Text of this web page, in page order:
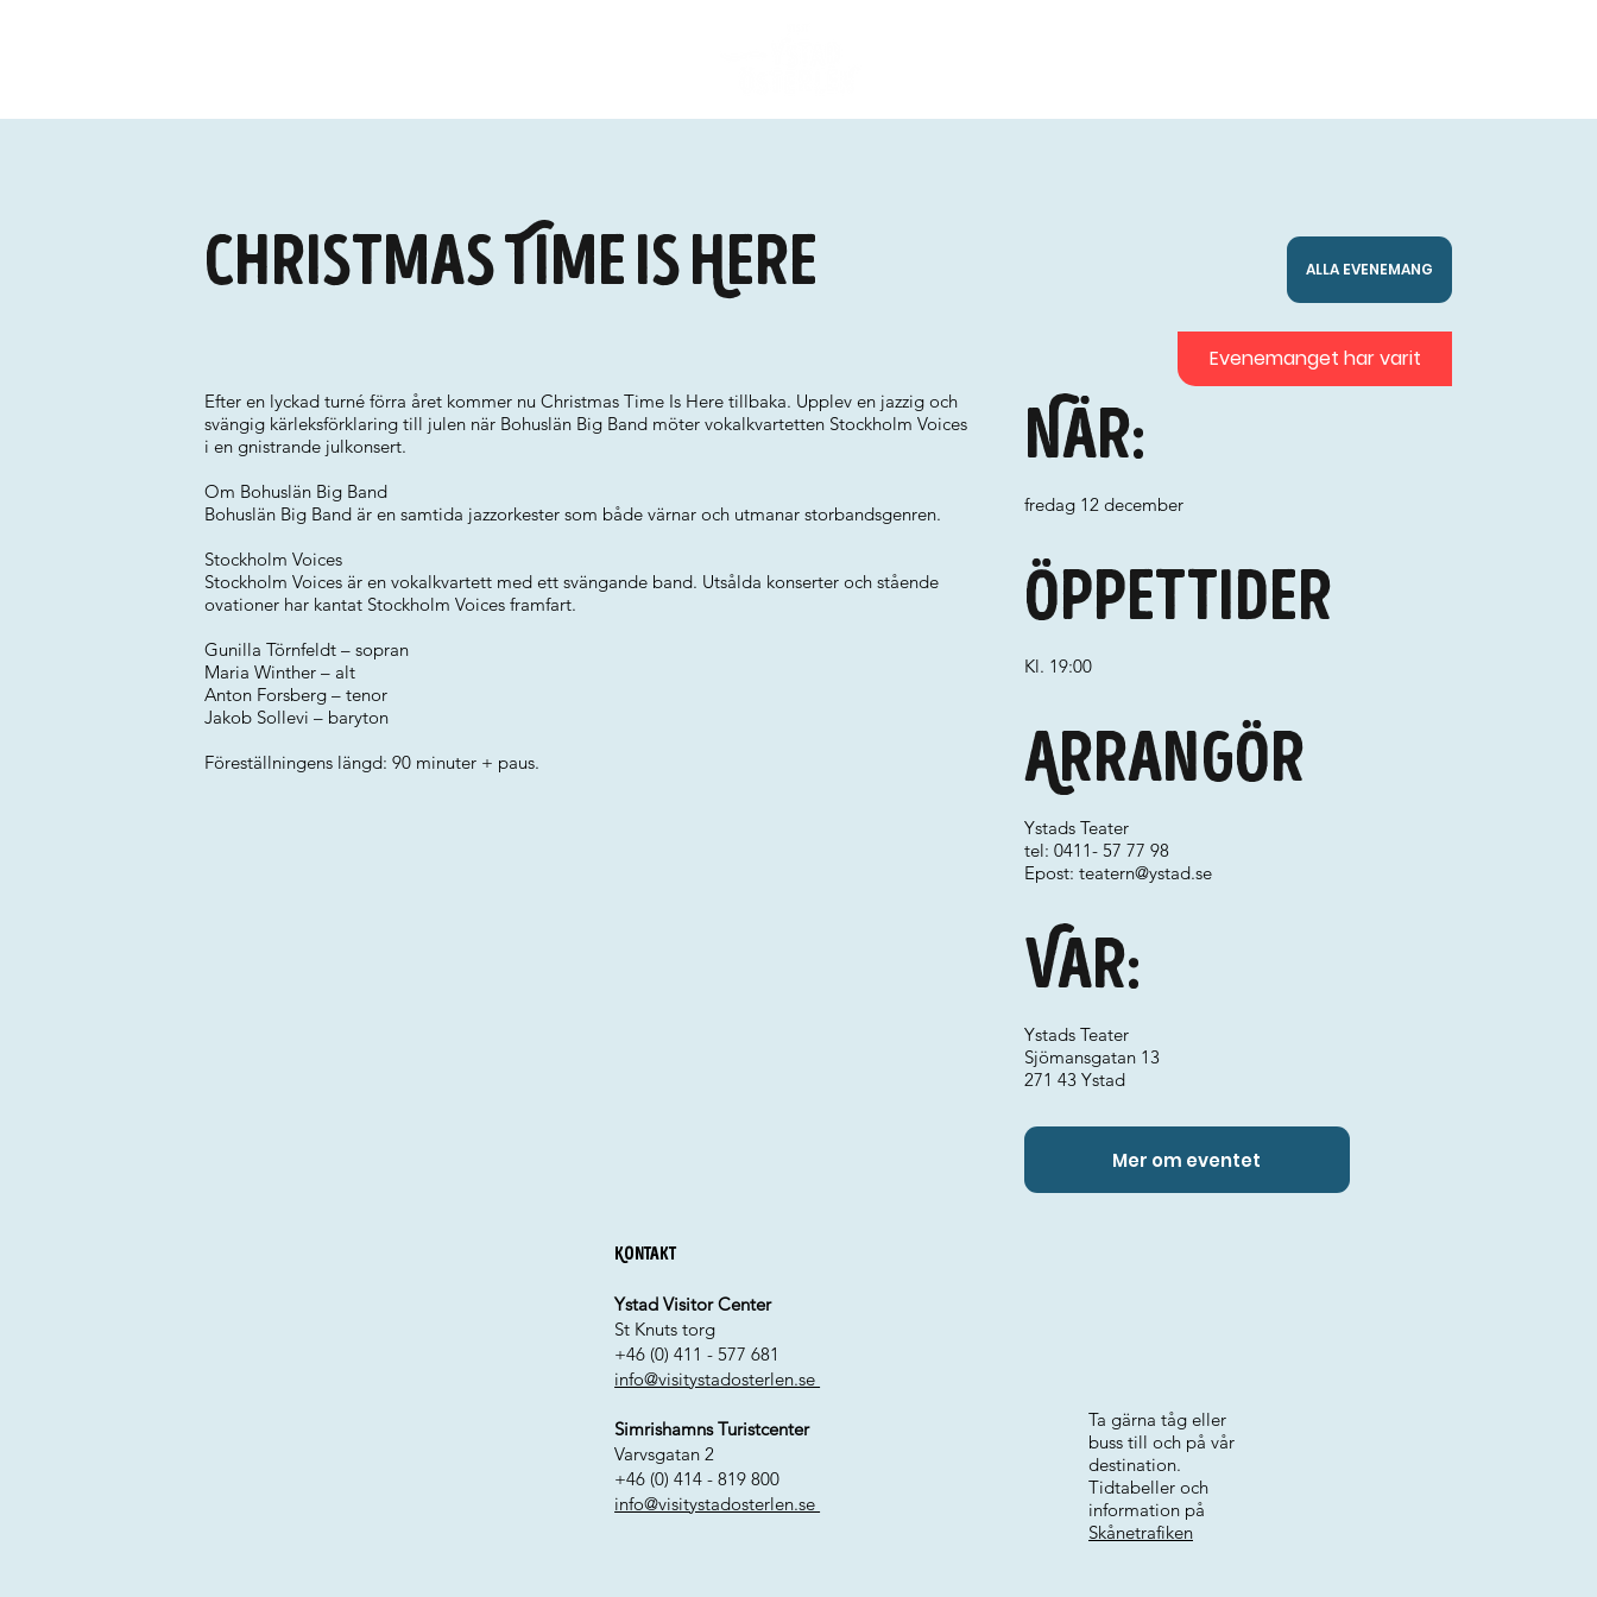
Christmas Time Is Here ALLA EVENEMANG
Efter en lyckad turné förra året kommer nu Christmas Time Is Here tillbaka. Upplev en jazzig och
svängig kärleksförklaring till julen när Bohuslän Big Band möter vokalkvartetten Stockholm Voices
i en gnistrande julkonsert.
Om Bohuslän Big Band
Bohuslän Big Band är en samtida jazzorkester som både värnar och utmanar storbandsgenren.
Stockholm Voices
Stockholm Voices är en vokalkvartett med ett svängande band. Utsålda konserter och stående
ovationer har kantat Stockholm Voices framfart.
Gunilla Törnfeldt – sopran
Maria Winther – alt
Anton Forsberg – tenor
Jakob Sollevi – baryton
Föreställningens längd: 90 minuter + paus.
När:
fredag 12 december
Var:
Arrangör
Ystads Teater
tel: 0411- 57 77 98
Epost: teatern@ystad.se
Ystads Teater
Sjömansgatan 13
271 43 Ystad
Öppettider
Kl. 19:00
Mer om eventet
Evenemanget har varit
Kontakt
Ystad Visitor Center
St Knuts torg
+46 (0) 411 - 577 681
info@visitystadosterlen.se
Simrishamns Turistcenter
Varvsgatan 2
+46 (0) 414 - 819 800
info@visitystadosterlen.se
Ta gärna tåg eller
buss till och på vår
destination.
Tidtabeller och
information på
Skånetrafiken